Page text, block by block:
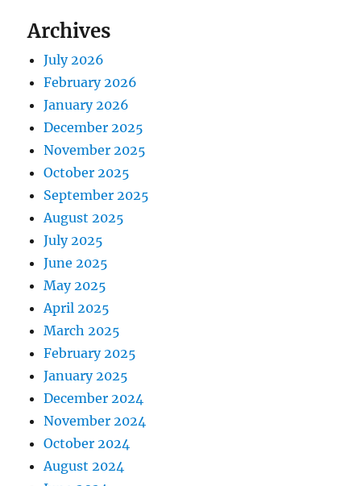
Archives
July 2026
February 2026
January 2026
December 2025
November 2025
October 2025
September 2025
August 2025
July 2025
June 2025
May 2025
April 2025
March 2025
February 2025
January 2025
December 2024
November 2024
October 2024
August 2024